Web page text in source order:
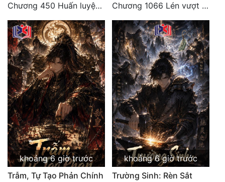
Chương 450 Huấn luyện thực chiến, Long Linh Cơ đối chiến bốn người Cổ Nguyệt và Vũ Lân!
Chương 1066 Lén vượt Nam Bì, đánh thẳng Nghiệp Thành (2/2)
khoảng 6 giờ trước
Trẫm, Tự Tạo Phản Chính
khoảng 6 giờ trước
Trường Sinh: Rèn Sắt